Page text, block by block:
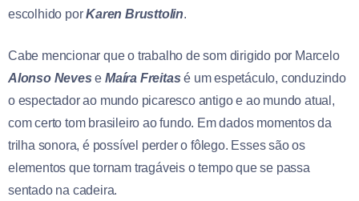
escolhido porKaren Brusttolin.
Cabe mencionar que o trabalho de som dirigido por Marcelo
Alonso Neves eMaíra Freitas é um espetáculo, conduzindo
o espectador ao mundo picaresco antigo e ao mundo atual,
com certo tom brasileiro ao fundo. Em dados momentos da
trilha sonora, é possível perder o fôlego. Esses são os
elementos que tornam tragáveis o tempo que se passa
sentado na cadeira.